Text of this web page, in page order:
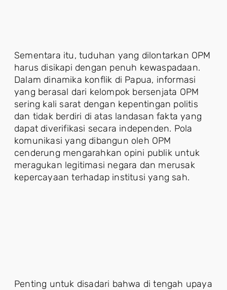
Sementara itu, tuduhan yang dilontarkan OPM
harus disikapi dengan penuh kewaspadaan.
Dalam dinamika konflik di Papua, informasi
yang berasal dari kelompok bersenjata OPM
sering kali sarat dengan kepentingan politis
dan tidak berdiri di atas landasan fakta yang
dapat diverifikasi secara independen. Pola
komunikasi yang dibangun oleh OPM
cenderung mengarahkan opini publik untuk
meragukan legitimasi negara dan merusak
kepercayaan terhadap institusi yang sah.
Penting untuk disadari bahwa di tengah upaya